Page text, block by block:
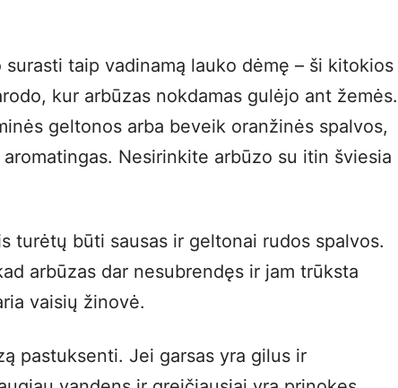
taip vadinamą lauko dėmę – ši kitokios
kur arbūzas nokdamas gulėjo ant žemės.
geltonos arba beveik oranžinės spalvos,
Nesirinkite arbūzo su itin šviesia
turėtų būti sausas ir geltonai rudos spalvos.
arbūzas dar nesubrendęs ir jam trūksta
vaisių žinovė.
pastuksenti. Jei garsas yra gilus ir